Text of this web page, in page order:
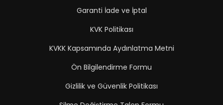
Garanti İade ve İptal
KVK Politikası
KVKK Kapsamında Aydınlatma Metni
Ön Bilgilendirme Formu
Gizlilik ve Güvenlik Politikası